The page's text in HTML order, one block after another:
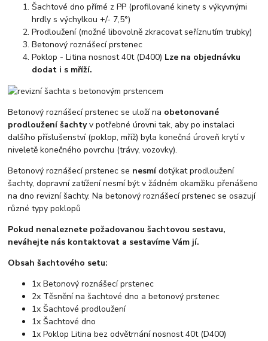
Šachtové dno přímé z PP (profilované kinety s výkyvnými
hrdly s výchylkou +/- 7,5°)
Prodloužení(možné libovolně zkracovat seříznutím trubky)
Betonový roznášecí prstenec
Poklop - Litina nosnost 40t (D400) Lze na objednávku
dodat i s mříží.
Betonový roznášecí prstenec se uloží na obetonované
prodloužení šachtyv potřebné úrovni tak, aby po instalaci
dalšího příslušenství (poklop, mříž) byla konečná úroveň krytí v
niveletě konečného povrchu (trávy, vozovky).
Betonový roznášecí prstenec se nesmídotýkat prodloužení
šachty, dopravní zatížení nesmí být v žádném okamžiku přenášeno
na dno revizní šachty. Na betonový roznášecí prstenec se osazují
různé typy poklopů
Pokud nenaleznete požadovanou šachtovou sestavu,
neváhejte nás kontaktovat a sestavíme Vám jí.
Obsah šachtového setu:
1x Betonový roznášecí prstenec
2x Těsnění na šachtové dno a betonový prstenec
1x Šachtové prodloužení
1x Šachtové dno
1x Poklop Litina bez odvětrnání nosnost 40t (D400)